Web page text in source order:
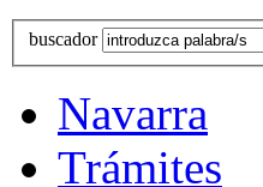
buscador
Navarra
Trámites